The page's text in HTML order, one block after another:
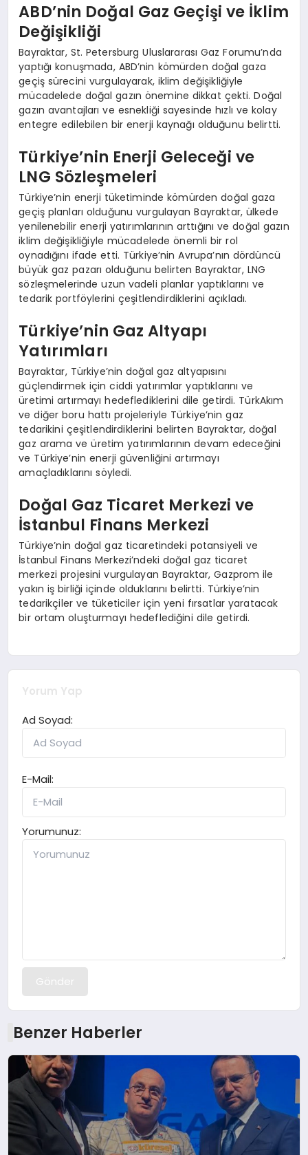
ABD’nin Doğal Gaz Geçişi ve İklim
Değişikliği
Bayraktar, St. Petersburg Uluslararası Gaz Forumu’nda
yaptığı konuşmada, ABD’nin kömürden doğal gaza
geçiş sürecini vurgulayarak, iklim değişikliğiyle
mücadelede doğal gazın önemine dikkat çekti. Doğal
gazın avantajları ve esnekliği sayesinde hızlı ve kolay
entegre edilebilen bir enerji kaynağı olduğunu belirtti.
Türkiye’nin Enerji Geleceği ve
LNG Sözleşmeleri
Türkiye’nin enerji tüketiminde kömürden doğal gaza
geçiş planları olduğunu vurgulayan Bayraktar, ülkede
yenilenebilir enerji yatırımlarının arttığını ve doğal gazın
iklim değişikliğiyle mücadelede önemli bir rol
oynadığını ifade etti. Türkiye’nin Avrupa’nın dördüncü
büyük gaz pazarı olduğunu belirten Bayraktar, LNG
sözleşmelerinde uzun vadeli planlar yaptıklarını ve
tedarik portföylerini çeşitlendirdiklerini açıkladı.
Türkiye’nin Gaz Altyapı
Yatırımları
Bayraktar, Türkiye’nin doğal gaz altyapısını
güçlendirmek için ciddi yatırımlar yaptıklarını ve
üretimi artırmayı hedeflediklerini dile getirdi. TürkAkım
ve diğer boru hattı projeleriyle Türkiye’nin gaz
tedarikini çeşitlendirdiklerini belirten Bayraktar, doğal
gaz arama ve üretim yatırımlarının devam edeceğini
ve Türkiye’nin enerji güvenliğini artırmayı
amaçladıklarını söyledi.
Doğal Gaz Ticaret Merkezi ve
İstanbul Finans Merkezi
Türkiye’nin doğal gaz ticaretindeki potansiyeli ve
İstanbul Finans Merkezi’ndeki doğal gaz ticaret
merkezi projesini vurgulayan Bayraktar, Gazprom ile
yakın iş birliği içinde olduklarını belirtti. Türkiye’nin
tedarikçiler ve tüketiciler için yeni fırsatlar yaratacak
bir ortam oluşturmayı hedeflediğini dile getirdi.
Yorum Yap
Ad Soyad:
E-Mail:
Yorumunuz:
Gönder
Benzer Haberler